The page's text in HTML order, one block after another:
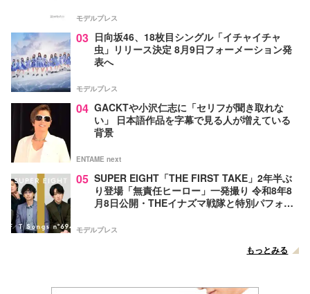
モデルプレス
03 日向坂46、18枚目シングル「イチャイチャ
虫」リリース決定 8月9日フォーメーション発
表へ
モデルプレス
04 GACKTや小沢仁志に「セリフが聞き取れな
い」 日本語作品を字幕で見る人が増えている
背景
ENTAME next
05 SUPER EIGHT「THE FIRST TAKE」2年半ぶ
り登場「無責任ヒーロー」一発撮り 令和8年8
月8日公開・THEイナズマ戦隊と特別パフォー
モデルプレス
もっとみる